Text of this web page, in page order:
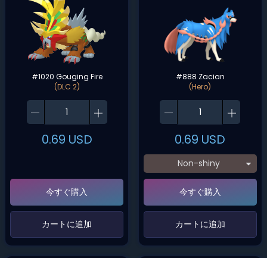
#1020 Gouging Fire
(DLC 2)
0.69 USD
今すぐ購入
‌カートに追加‌
#888 Zacian
(Hero)
0.69 USD
Non-shiny
今すぐ購入
‌カートに追加‌